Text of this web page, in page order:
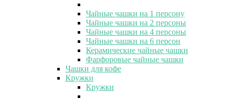
Чайные чашки на 1 персону
Чайные чашки на 2 персоны
Чайные чашки на 4 персоны
Чайные чашки на 6 персон
Керамические чайные чашки
Фарфоровые чайные чашки
Чашки для кофе
Кружки
Кружки